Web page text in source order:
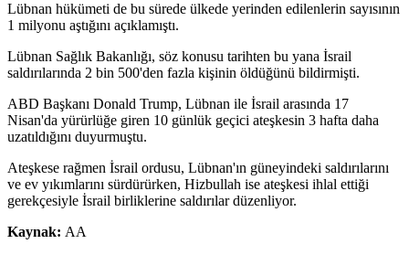
Lübnan hükümeti de bu sürede ülkede yerinden edilenlerin sayısının
1 milyonu aştığını açıklamıştı.
Lübnan Sağlık Bakanlığı, söz konusu tarihten bu yana İsrail
saldırılarında 2 bin 500'den fazla kişinin öldüğünü bildirmişti.
ABD Başkanı Donald Trump, Lübnan ile İsrail arasında 17
Nisan'da yürürlüğe giren 10 günlük geçici ateşkesin 3 hafta daha
uzatıldığını duyurmuştu.
Ateşkese rağmen İsrail ordusu, Lübnan'ın güneyindeki saldırılarını
ve ev yıkımlarını sürdürürken, Hizbullah ise ateşkesi ihlal ettiği
gerekçesiyle İsrail birliklerine saldırılar düzenliyor.
Kaynak: AA